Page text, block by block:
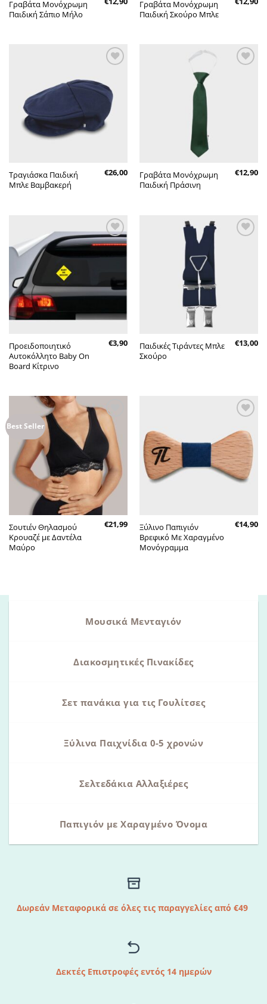
Γραβάτα Μονόχρωμη
Παιδική Σάπιο Μήλο
Γραβάτα Μονόχρωμη
Παιδική Σκούρο Μπλε
στην λίστα
επιθυμητών
Τραγιάσκα Παιδική
Μπλε Βαμβακερή
€26,00
Γραβάτα Μονόχρωμη
Παιδική Πράσινη
€12,90
Πρόσθήκη
επιθυμητών
Προειδοποιητικό
Αυτοκόλλητο Baby On
Board Κίτρινο
€3,90
επιθυμητών
Παιδικές Τιράντες Μπλε
Σκούρο
€13,00
Best Seller
Πρόσθήκη
στην λίστα
επιθυμητών
Σουτιέν Θηλασμού
Κρουαζέ με Δαντέλα
Μαύρο
€21,99
στην λίστα
επιθυμητών
Ξύλινο Παπιγιόν
Βρεφικό Με Χαραγμένο
Μονόγραμμα
€14,90
Μουσικά Μενταγιόν
Διακοσμητικές Πινακίδες
Σετ πανάκια για τις Γουλίτσες
Ξύλινα Παιχνίδια 0-5 χρονών
Σελτεδάκια Αλλαξιέρες
Παπιγιόν με Χαραγμένο Όνομα
Δωρεάν Μεταφορικά σε όλες τις παραγγελίες από €49
Δεκτές Επιστροφές εντός 14 ημερών